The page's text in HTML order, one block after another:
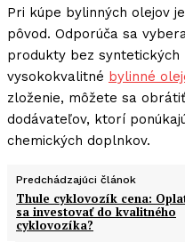
Pri kúpe bylinných olejov
pôvod. Odporúča sa
produkty bez syntetických
vysokokvalitné bylinné
zloženie, môžete sa
dodávateľov, ktorí
chemických doplnkov.
Predchádzajúci článok
Thule cyklovozík cena:
sa investovať do kvalitného
cyklovozíka?